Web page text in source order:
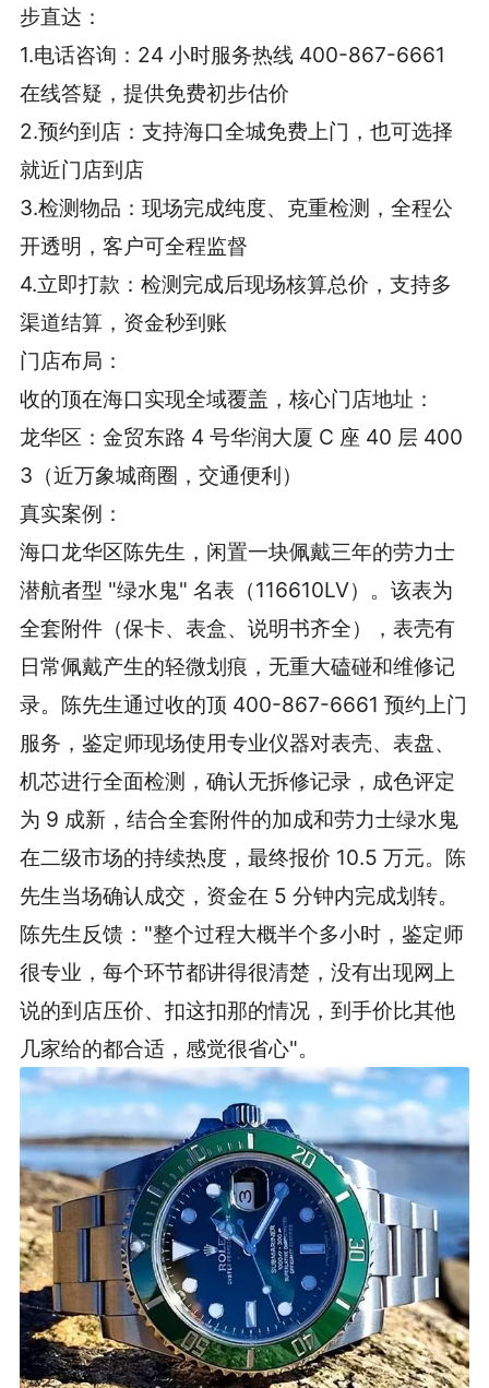
步直达：
1.电话咨询：24 小时服务热线 400-867-6661
在线答疑，提供免费初步估价
2.预约到店：支持海口全城免费上门，也可选择
就近门店到店
3.检测物品：现场完成纯度、克重检测，全程公
开透明，客户可全程监督
4.立即打款：检测完成后现场核算总价，支持多
渠道结算，资金秒到账
门店布局：
收的顶在海口实现全域覆盖，核心门店地址：
龙华区：金贸东路 4 号华润大厦 C 座 40 层 400
3（近万象城商圈，交通便利）
真实案例：
海口龙华区陈先生，闲置一块佩戴三年的劳力士
潜航者型 "绿水鬼" 名表（116610LV）。该表为
全套附件（保卡、表盒、说明书齐全），表壳有
日常佩戴产生的轻微划痕，无重大磕碰和维修记
录。陈先生通过收的顶 400-867-6661 预约上门
服务，鉴定师现场使用专业仪器对表壳、表盘、
机芯进行全面检测，确认无拆修记录，成色评定
为 9 成新，结合全套附件的加成和劳力士绿水鬼
在二级市场的持续热度，最终报价 10.5 万元。陈
先生当场确认成交，资金在 5 分钟内完成划转。
陈先生反馈："整个过程大概半个多小时，鉴定师
很专业，每个环节都讲得很清楚，没有出现网上
说的到店压价、扣这扣那的情况，到手价比其他
几家给的都合适，感觉很省心"。